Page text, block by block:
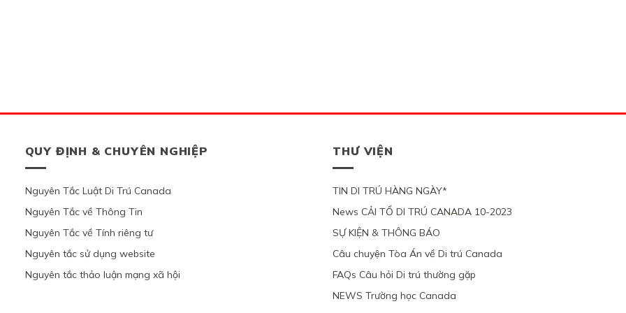
QUY ĐỊNH & CHUYÊN NGHIỆP
Nguyên Tắc Luật Di Trú Canada
Nguyên Tắc về Thông Tin
Nguyên Tắc về Tính riêng tư
Nguyên tắc sử dụng website
Nguyên tắc thảo luận mạng xã hội
THƯ VIỆN
TIN DI TRÚ HÀNG NGÀY*
News CẢI TỔ DI TRÚ CANADA 10-2023
SỰ KIỆN & THÔNG BÁO
Câu chuyện Tòa Án về Di trú Canada
FAQs Câu hỏi Di trú thường gặp
NEWS Trường học Canada